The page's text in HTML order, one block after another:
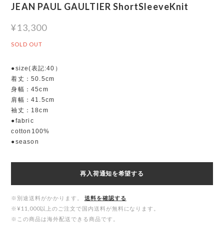
JEAN PAUL GAULTIER ShortSleeveKnit
¥13,300
SOLD OUT
●size(表記:40）
着丈：50.5cm
身幅：45cm
肩幅：41.5cm
袖丈：18cm
●fabric
cotton100%
●season
再入荷通知を希望する
※別途送料がかかります。
送料を確認する
※¥11,000以上のご注文で国内送料が無料になります。
※この商品は海外配送できる商品です。